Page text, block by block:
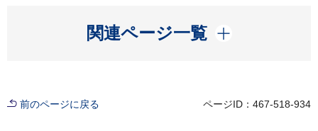
関連ページ一覧
開く
前のページに戻る ページID：467-518-934